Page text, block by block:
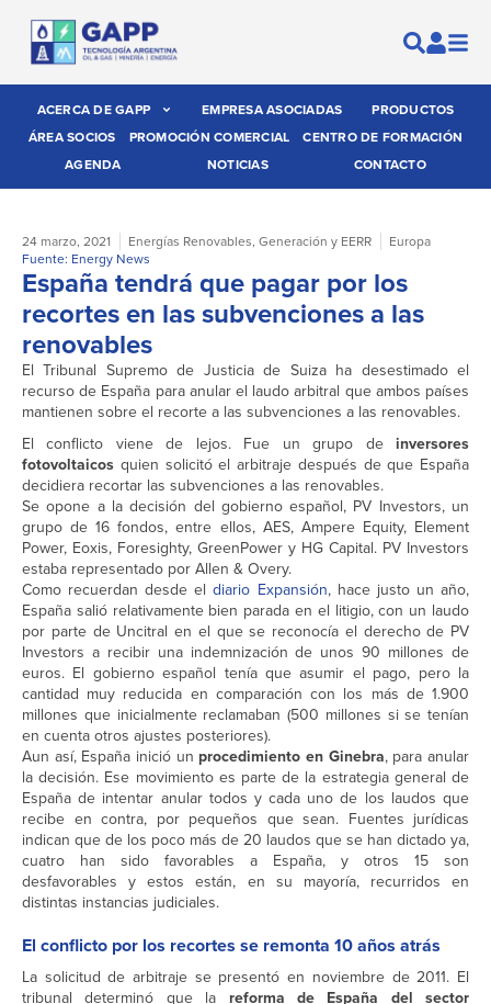
ACERCA DE GAPP EMPRESA ASOCIADAS
PRODUCTOS
ÁREA SOCIOS
PROMOCIÓN COMERCIAL
CENTRO DE FORMACIÓN
AGENDA
NOTICIAS CONTACTO
24 marzo, 2021 Energías Renovables, Generación y EERR
Europa
Fuente: Energy News
España tendrá que pagar por los
recortes en las subvenciones a las
renovables
El Tribunal Supremo de Justicia de Suiza ha desestimado el
recurso de España para anular el laudo arbitral que ambos países
mantienen sobre el recorte a las subvenciones a las renovables.
El conflicto viene de lejos. Fue un grupo de inversores
fotovoltaicos quien solicitó el arbitraje después de que España
decidiera recortar las subvenciones a las renovables.
Se opone a la decisión del gobierno español, PV Investors, un
grupo de 16 fondos, entre ellos, AES, Ampere Equity, Element
Power, Eoxis, Foresighty, GreenPower y HG Capital. PV Investors
estaba representado por Allen & Overy.
Como recuerdan desde eldiario Expansión, hace justo un año,
España salió relativamente bien parada en el litigio, con un laudo
por parte de Uncitral en el que se reconocía el derecho de PV
Investors a recibir una indemnización de unos 90 millones de
euros. El gobierno español tenía que asumir el pago, pero la
cantidad muy reducida en comparación con los más de 1.900
millones que inicialmente reclamaban (500 millones si se tenían
en cuenta otros ajustes posteriores).
Aun así, España inició un procedimiento en Ginebra, para anular
la decisión. Ese movimiento es parte de la estrategia general de
España de intentar anular todos y cada uno de los laudos que
recibe en contra, por pequeños que sean. Fuentes jurídicas
indican que de los poco más de 20 laudos que se han dictado ya,
cuatro han sido favorables a España, y otros 15 son
desfavorables y estos están, en su mayoría, recurridos en
distintas instancias judiciales.
El conflicto por los recortes se remonta 10 años atrás
La solicitud de arbitraje se presentó en noviembre de 2011. El
tribunal determinó que la reforma de España del sector